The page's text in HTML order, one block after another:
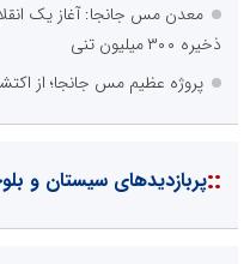
معدن مس جانجا: آغاز یک
ذخیره ۳۰۰ میلیون تنی
پروژه عظیم مس جانجا؛ از
::پربازدیدهای سیستان و